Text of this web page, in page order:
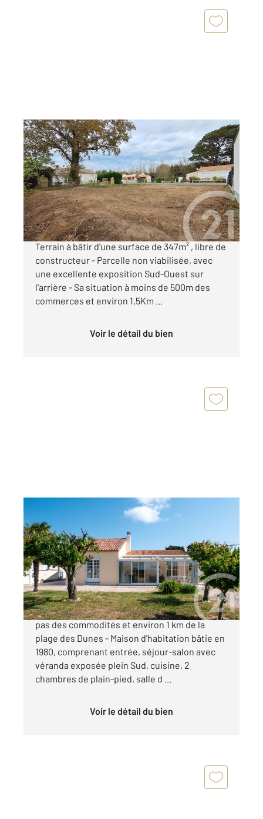
BRETIGNOLLES SUR MER 85
347 m2
Ref : 7725
Terrain à vendre
151 000 €
BRETIGNOLLES SUR MER - Situation de choix !
Terrain à bâtir d'une surface de 347m² , libre de
constructeur - Parcelle non viabilisée, avec
une excellente exposition Sud-Ouest sur
l'arrière - Sa situation à moins de 500m des
commerces et environ 1,5Km ...
Voir le détail du bien
93,70 m
, 4 pièces
Ref : 7533
Maison à vendre
258 000 €
BREM SUR MER - Idéalement située à quelques
pas des commodités et environ 1 km de la
plage des Dunes - Maison d'habitation bâtie en
1980, comprenant entrée, séjour-salon avec
véranda exposée plein Sud, cuisine, 2
chambres de plain-pied, salle d ...
Voir le détail du bien